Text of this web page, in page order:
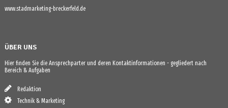
www.stadmarketing-breckerfeld.de
ÜBER UNS
Hier finden Sie die Ansprechparter und deren Kontaktinformationen - gegliedert nach
Bereich & Aufgaben
Redaktion
Technik & Marketing